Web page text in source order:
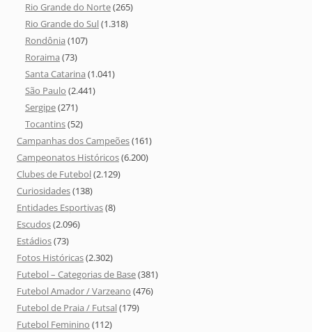
Rio Grande do Norte(265)
Rio Grande do Sul(1.318)
Rondônia (107)
Roraima (73)
Santa Catarina (1.041)
São Paulo (2.441)
Sergipe(271)
Tocantins(52)
Campanhas dos Campeões(161)
Campeonatos Históricos(6.200)
Clubes de Futebol(2.129)
Curiosidades(138)
Entidades Esportivas(8)
Escudos(2.096)
Estádios(73)
Fotos Históricas(2.302)
Futebol – Categorias de Base(381)
Futebol Amador / Varzeano (476)
Futebol de Praia / Futsal(179)
Futebol Feminino (112)